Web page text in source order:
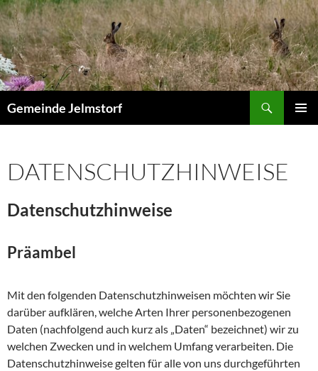
Zum
Inhalt
springen
Gemeinde Jelmstorf
DATENSCHUTZHINWEISE
Datenschutzhinweise
Präambel
Mit den folgenden Datenschutzhinweisen möchten wir Sie
darüber aufklären, welche Arten Ihrer personenbezogenen
Daten (nachfolgend auch kurz als „Daten“ bezeichnet) wir zu
welchen Zwecken und in welchem Umfang verarbeiten. Die
Datenschutzhinweise gelten für alle von uns durchgeführten